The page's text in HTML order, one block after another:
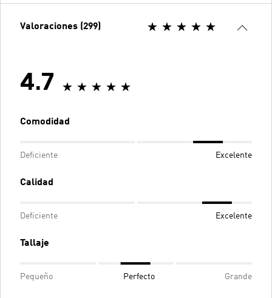
Valoraciones (299)
4.7
Comodidad
Deficiente Excelente
Calidad
Deficiente Excelente
Tallaje
Pequeño Perfecto Grande